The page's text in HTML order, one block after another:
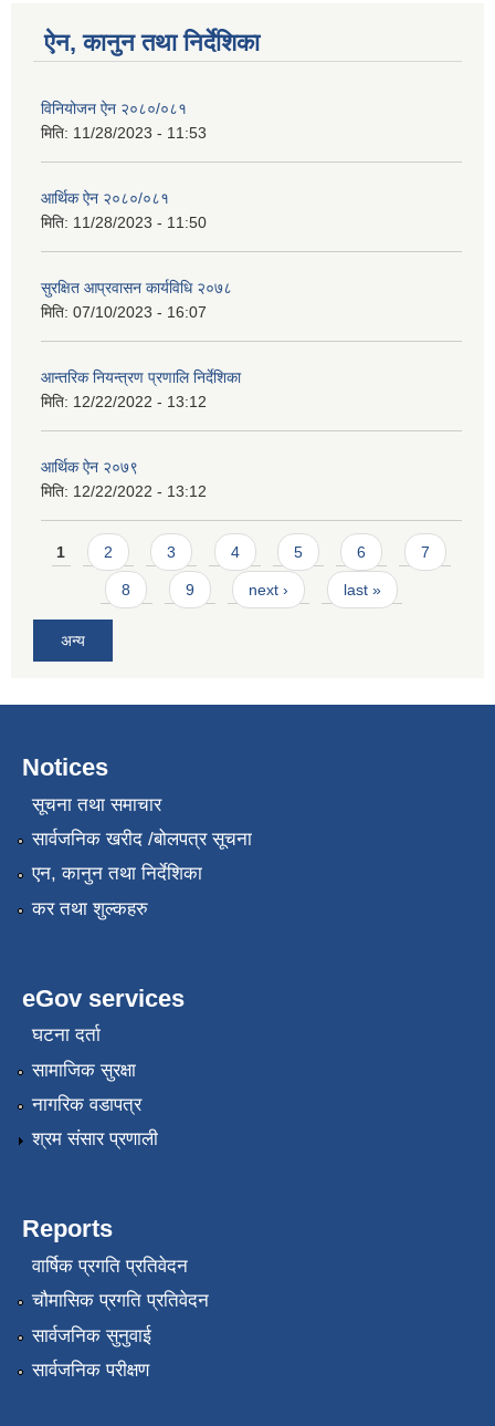
ऐन, कानुन तथा निर्देशिका
विनियोजन ऐन २०८०/०८१
मिति: 11/28/2023 - 11:53
आर्थिक ऐन २०८०/०८१
मिति: 11/28/2023 - 11:50
सुरक्षित आप्रवासन कार्यविधि २०७८
मिति: 07/10/2023 - 16:07
आन्तरिक नियन्त्रण प्रणालि निर्देशिका
मिति: 12/22/2022 - 13:12
आर्थिक ऐन २०७९
मिति: 12/22/2022 - 13:12
Pages
1 2 3 4 5 6 7
8 9 next › last »
अन्य
Notices
सूचना तथा समाचार
सार्वजनिक खरीद /बोलपत्र सूचना
एन, कानुन तथा निर्देशिका
कर तथा शुल्कहरु
eGov services
घटना दर्ता
सामाजिक सुरक्षा
नागरिक वडापत्र
श्रम संसार प्रणाली
Reports
वार्षिक प्रगति प्रतिवेदन
चौमासिक प्रगति प्रतिवेदन
सार्वजनिक सुनुवाई
सार्वजनिक परीक्षण